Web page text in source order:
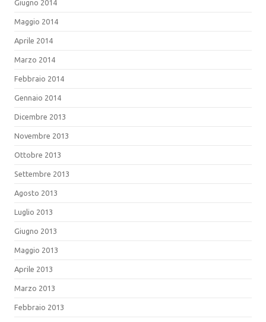
Giugno 2014
Maggio 2014
Aprile 2014
Marzo 2014
Febbraio 2014
Gennaio 2014
Dicembre 2013
Novembre 2013
Ottobre 2013
Settembre 2013
Agosto 2013
Luglio 2013
Giugno 2013
Maggio 2013
Aprile 2013
Marzo 2013
Febbraio 2013